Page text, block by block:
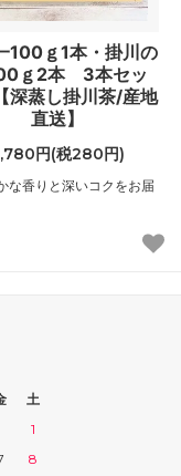
100ｇ1本・掛川の
ｇ2本 3本セッ
深蒸し掛川茶/産地
直送】
円(税280円)
な香りと深いコクをお届
土
1
8